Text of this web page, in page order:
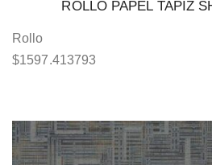
ROLLO PAPEL TAPIZ
Rollo
$1597.413793